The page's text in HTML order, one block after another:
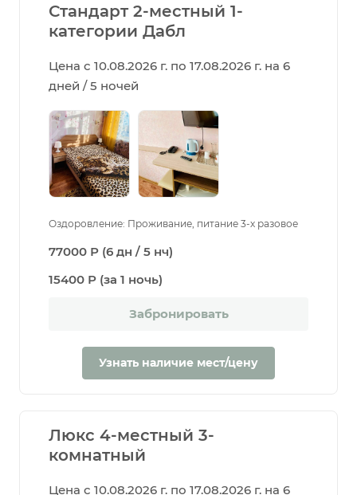
Стандарт 2-местный 1-
категории Дабл
Цена с 10.08.2026 г. по 17.08.2026 г. на 6
дней / 5 ночей
Оздоровление: Проживание, питание 3-х разовое
77000 Р (6 дн / 5 нч)
15400 Р (за 1 ночь)
Забронировать
Узнать наличие мест/цену
Люкс 4-местный 3-
комнатный
Цена с 10.08.2026 г. по 17.08.2026 г. на 6